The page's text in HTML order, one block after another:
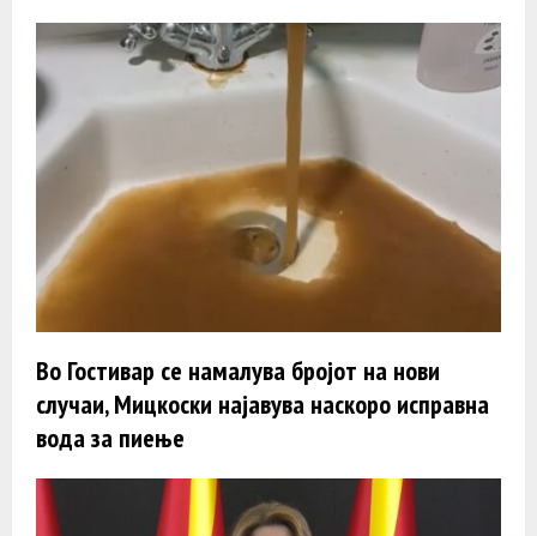
Во Гостивар се намалува бројот на нови
случаи, Мицкоски најавува наскоро исправна
вода за пиење